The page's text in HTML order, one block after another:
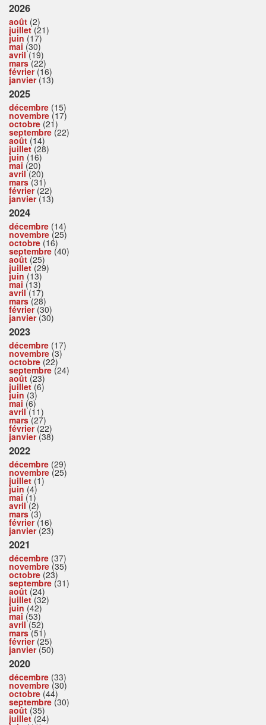
2026
août (2)
juillet(21)
juin (17)
mai (30)
avril(19)
mars(22)
février(16)
janvier(13)
2025
décembre (15)
novembre (17)
octobre (21)
septembre (22)
août (14)
juillet(28)
juin (16)
mai (20)
avril(20)
mars(31)
février(22)
janvier(13)
2024
décembre (14)
novembre (25)
octobre (16)
septembre (40)
août (25)
juillet(29)
juin (13)
mai (13)
avril(17)
mars(28)
février(30)
janvier(30)
2023
décembre (17)
novembre (3)
octobre (22)
septembre (24)
août (23)
juillet(6)
juin (3)
mai (6)
avril(11)
mars(27)
février(22)
janvier(38)
2022
décembre (29)
novembre (25)
juillet (1)
juin (4)
mai (1)
avril(2)
mars(3)
février(16)
janvier(23)
2021
décembre (37)
novembre (35)
octobre (23)
septembre (31)
août (24)
juillet(32)
juin (42)
mai (53)
avril(52)
mars(51)
février(25)
janvier(50)
2020
décembre (33)
novembre (30)
octobre (44)
septembre (30)
août (35)
juillet(24)